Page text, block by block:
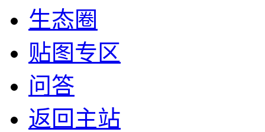
生态圈
贴图专区
问答
返回主站